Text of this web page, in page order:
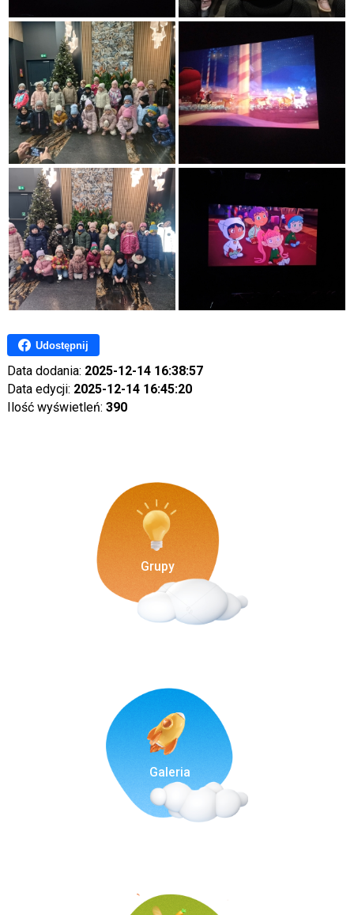
Udostępnij
Data dodania: 2025-12-14 16:38:57
Data edycji: 2025-12-14 16:45:20
Ilość wyświetleń: 390
Grupy
Galeria